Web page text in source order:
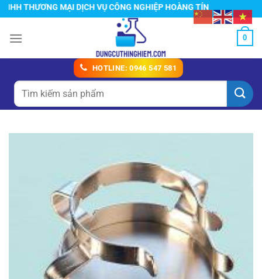
Chuyển
đến
nội
THƯƠNG MẠI DỊCH VỤ CÔNG NGHIỆP HOÀNG TÍN
0
HOTLINE: 0946 547 581
Tìm
kiếm: